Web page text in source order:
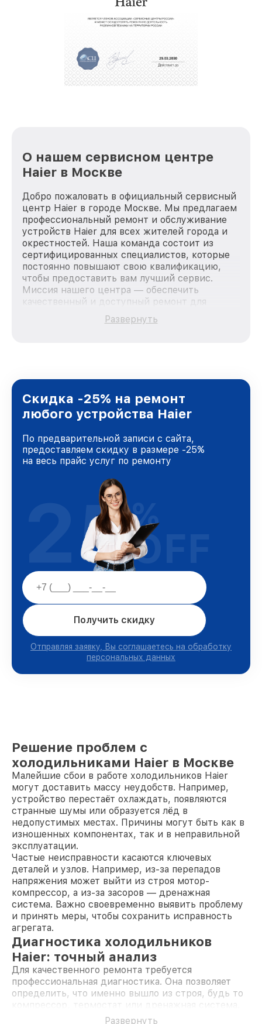
О нашем сервисном центре
Haier в Москве
Добро пожаловать в официальный сервисный
центр Haier в городе Москве. Мы предлагаем
профессиональный ремонт и обслуживание
устройств Haier для всех жителей города и
окрестностей. Наша команда состоит из
сертифицированных специалистов, которые
постоянно повышают свою квалификацию,
чтобы предоставить вам лучший сервис.
Миссия нашего центра — обеспечить
качественный и доступный ремонт для
каждого пользователя продукции Haier, вне
зависимости от сложности поломки. Мы
и лояльности наших клиентов.
Развернуть
Скидка -25% на ремонт
любого устройства Haier
По предварительной записи с сайта,
предоставляем скидку в размере -25%
на весь прайс услуг по ремонту
Получить скидку
Отправляя заявку, Вы соглашаетесь на обработку
персональных данных
25%
OFF
Решение проблем с
холодильниками Haier в Москве
Малейшие сбои в работе холодильников Haier
могут доставить массу неудобств. Например,
устройство перестаёт охлаждать, появляются
странные шумы или образуется лёд в
недопустимых местах. Причины могут быть как в
изношенных компонентах, так и в неправильной
эксплуатации.
Частые неисправности касаются ключевых
деталей и узлов. Например, из-за перепадов
напряжения может выйти из строя мотор-
компрессор, а из-за засоров — дренажная
система. Важно своевременно выявить проблему
и принять меры, чтобы сохранить исправность
агрегата.
Диагностика холодильников
Haier: точный анализ
Для качественного ремонта требуется
профессиональная диагностика. Она позволяет
определить, что именно вышло из строя, будь то
Процесс включает проверку электрических цепей,
Развернуть